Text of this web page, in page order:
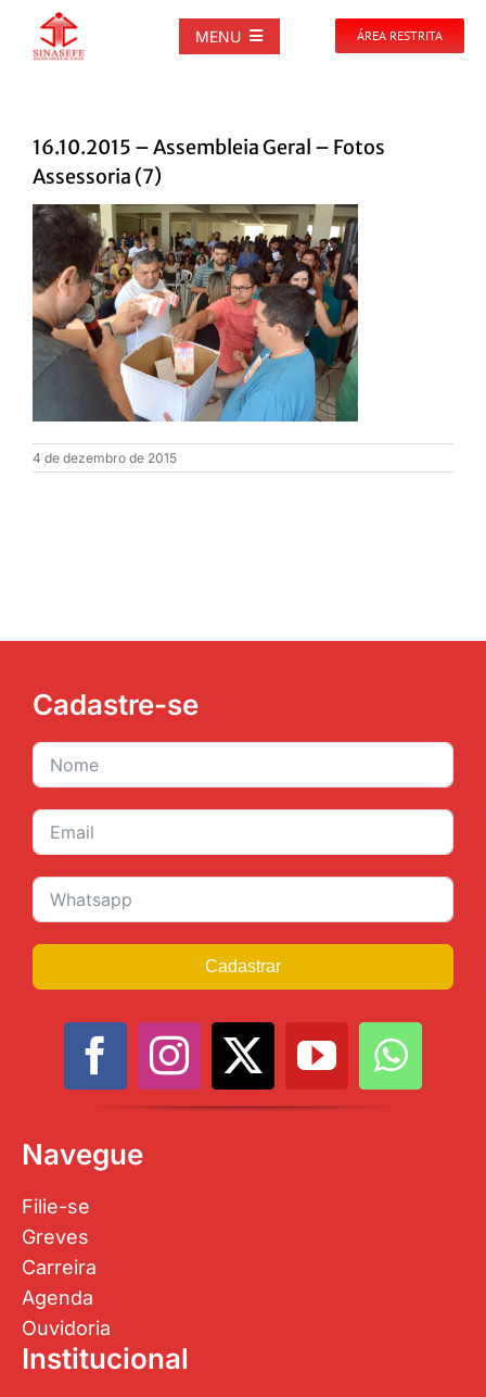
MENU
NOTÍCIAS
PUBLICAÇÕES
DOCUMENTOS
GALERIAS
EVENTOS
ÁREA RESTRITA
16.10.2015 – Assembleia Geral – Fotos
Assessoria (7)
4 de dezembro de 2015
Cadastre-se
Cadastrar
Navegue
Filie-se
Greves
Carreira
Agenda
Ouvidoria
Institucional